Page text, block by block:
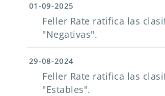
01-09-2025
Feller Rate ratifica las
"Negativas".
29-08-2024
Feller Rate ratifica las
"Estables".